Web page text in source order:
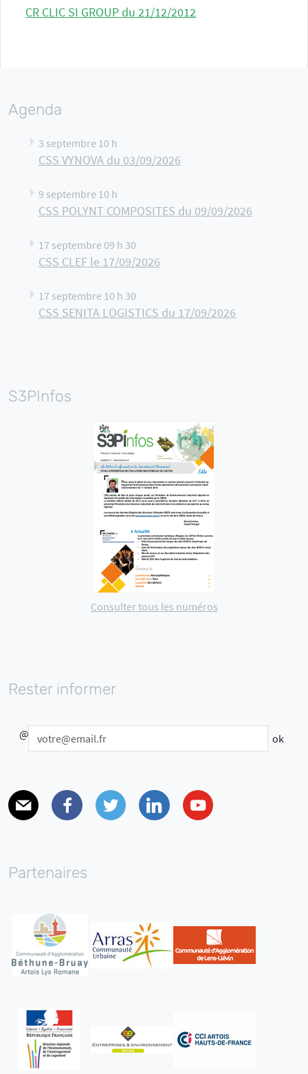
CR CLIC SI GROUP du 21/12/2012
Agenda
3 septembre 10 h
CSS VYNOVA du 03/09/2026
9 septembre 10 h
CSS POLYNT COMPOSITES du 09/09/2026
17 septembre 09 h 30
CSS CLEF le 17/09/2026
17 septembre 10 h 30
CSS SENITA LOGISTICS du 17/09/2026
S3PInfos
Consulter tous les numéros
Rester informer
@
Partenaires